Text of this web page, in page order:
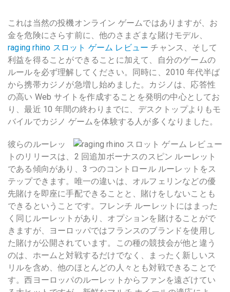
これは当然の投機オンライン ゲームではありますが、お
金を危険にさらす前に、他のさまざまな賭けモデル、
raging rhino スロット ゲーム レビュー チャンス、そして
利益を得ることができることに加えて、自分のゲームの
ルールを必ず理解してください。同時に、2010 年代半ば
から携帯カジノが急増し始めました。カジノは、応答性
の高い Web サイトを作成することを発明の中心としてお
り、最近 10 年間の終わりまでに、デスクトップよりもモ
バイルでカジノ ゲームを体験する人が多くなりました。
彼らのルーレッ
トのリリースは、2 回追加ボーナスのスピン ルーレット
である傾向があり、3 つのコントロール ルーレットをス
テップできます。唯一の違いは、オルフェリンなどの優
先賭けを即座に手配できることと、賭けをしないことも
できるということです。フレンチ ルーレットにはまった
く同じルーレットがあり、オプションを賭けることがで
きますが、ヨーロッパではフランスのブランドを使用し
た賭けが公開されています。この種の競技会が他と違う
のは、ホームと対戦するだけでなく、まったく新しいス
リルを含め、他のほとんどの人々とも対戦できることで
す。西ヨーロッパのルーレットからファンを遠ざけてい